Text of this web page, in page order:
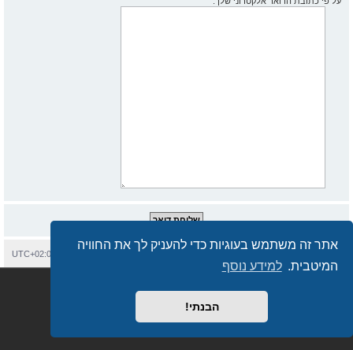
אתר זה משתמש בעוגיות כדי להעניק לך את החוויה
המיטבית. למידע נוסף
הבנתי!
UTC+02:00 מחיקת עוגיות
Revolution style by
מבוסס עלphpBB.co.il - פורומים בעברית . © 2017 - phpBB.co.il.